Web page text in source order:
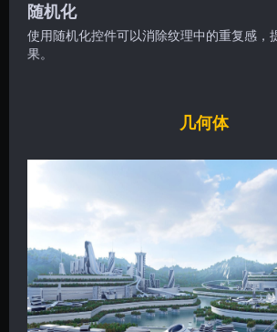
随机化
使用随机化控件可以消除纹理中的重复感，
果。
几何体